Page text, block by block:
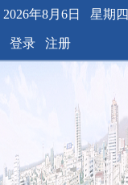
2026年8月6日 星期四
登录 注册